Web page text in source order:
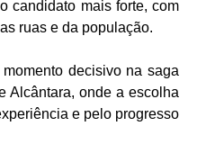
candidato mais forte, com
ruas e da população.
decisivo na saga
Alcântara, onde a escolha
e pelo progresso